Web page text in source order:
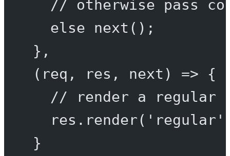
// otherwise pass
else
next ();
},
( req , res , next ) => {
// render a regular
res. render( 'regular'
}